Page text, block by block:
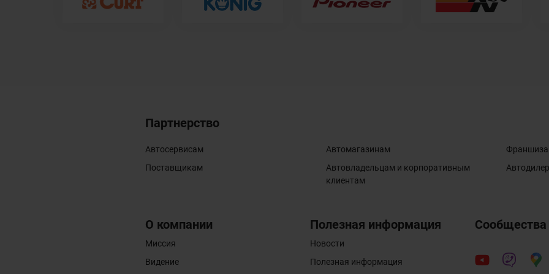
Партнерство
Автосервисам
Поставщикам
Автомагазинам
Автовладельцам и корпоративным
клиентам
Франшиза
О компании
Миссия
Видение
Полезная информация
Новости
Полезная информация
Сообщества